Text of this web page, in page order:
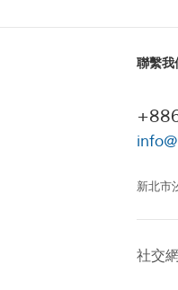
聯繫我
新北市
社交